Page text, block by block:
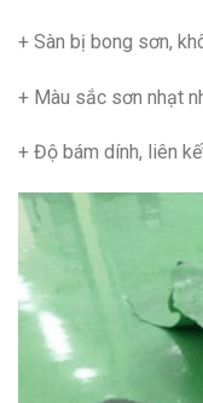
+ Sàn bị bong sơn,
+ Màu sắc sơn nhạt
+ Độ bám dính, liên